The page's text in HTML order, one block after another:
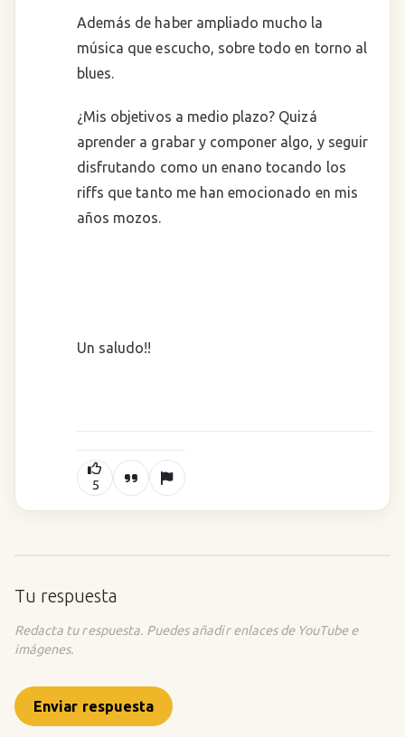
Además de haber ampliado mucho la
música que escucho, sobre todo en torno al
blues.
¿Mis objetivos a medio plazo? Quizá
aprender a grabar y componer algo, y seguir
disfrutando como un enano tocando los
riffs que tanto me han emocionado en mis
años mozos.
Un saludo!!
5
Tu respuesta
Redacta tu respuesta. Puedes añadir enlaces de YouTube e
imágenes.
Enviar respuesta